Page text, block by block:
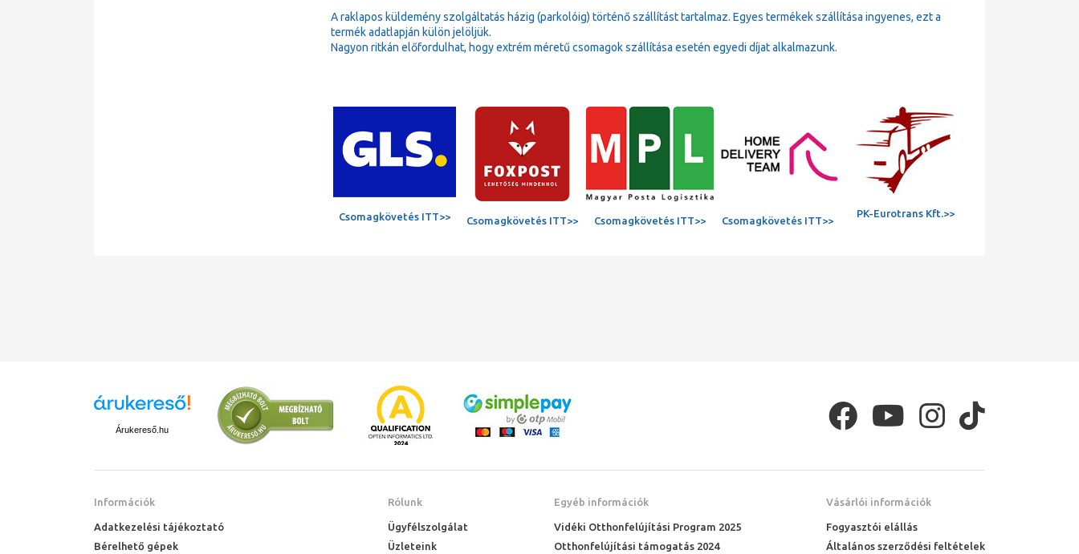
A raklapos küldemény szolgáltatás házig (parkolóig) történő szállítást tartalmaz. Egyes termékek szállítása ingyenes, ezt a
termék adatlapján külön jelöljük.
Nagyon ritkán előfordulhat, hogy extrém méretű csomagok szállítása esetén egyedi díjat alkalmazunk.
Csomagkövetés ITT>> Csomagkövetés ITT>> Csomagkövetés ITT>> Csomagkövetés ITT>>
PK-Eurotrans Kft.>>
Árukereső.hu
Információk
Adatkezelési tájékoztató
Bérelhető gépek
Rólunk
Ügyfélszolgálat
Üzleteink
Egyéb információk
Vidéki Otthonfelújítási Program 2025
Otthonfelújítási támogatás 2024
Vásárlói információk
Fogyasztói elállás
Általános szerződési feltételek